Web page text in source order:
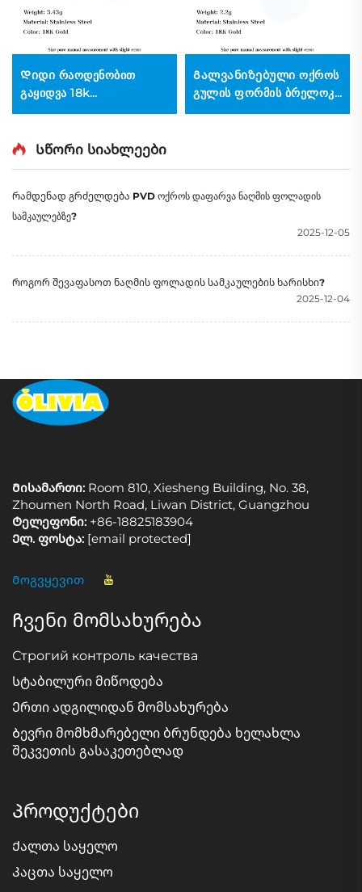
Დიდი რაოდენობით
გაყიდვა 18k
გალვანიზებული ოქროს
ბრელოკი, ტკბილი
სამკაულები
Გალვანიზებული ოქროს
გულის ფორმის ბრელოკი
მილების ქვედით,
Სწორი სიახლეები
Რამდენად გრძელდება PVD ოქროს დაფარვა ნაღმის ფოლადის
სამკაულებზე?
2025-12-05
Როგორ შევაფასოთ ნაღმის ფოლადის სამკაულების ხარისხი?
2025-12-04
Მისამართი: Room 810, Xiesheng Building, No. 38,
Zhoumen North Road, Liwan District, Guangzhou
Ტელეფონი: +86-18825183904
Ელ. ფოსტა: [email protected]
Მოგვყევით
Ჩვენი მომსახურება
Строгий контроль качества
Სტაბილური მიწოდება
Ერთი ადგილიდან მომსახურება
Ბევრი მომხმარებელი ბრუნდება ხელახლა
შეკვეთის გასაკეთებლად
Პროდუქტები
Ქალთა საყელო
Კაცთა საყელო